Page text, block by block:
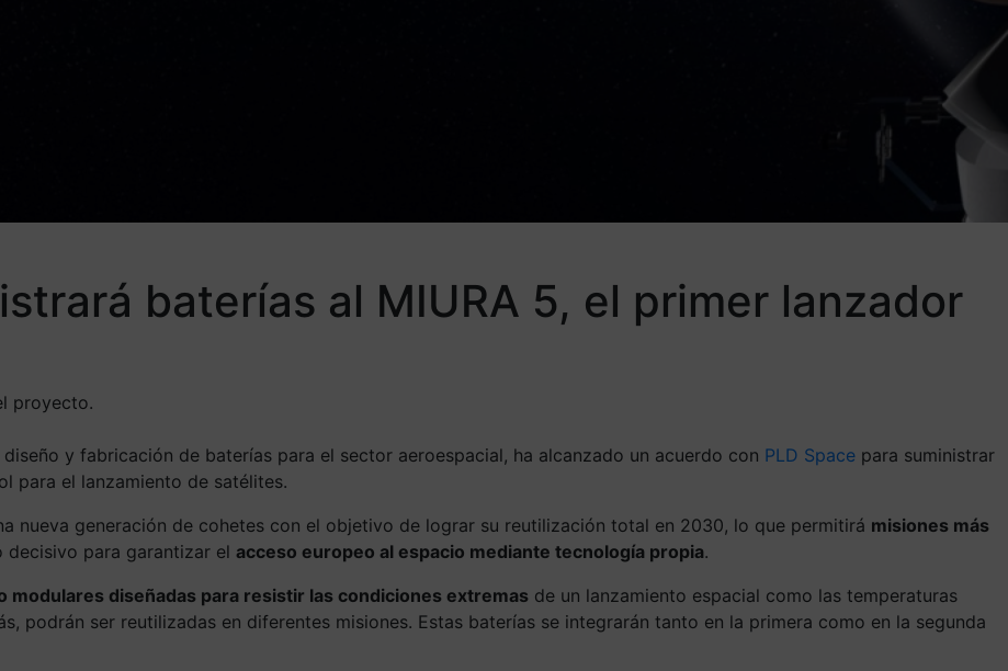
baterías al MIURA 5, el primer lanzador
proyecto.
y fabricación de baterías para el sector aeroespacial, ha alcanzado un acuerdo con PLD Space para suministrar
para el lanzamiento de satélites.
nueva generación de cohetes con el objetivo de lograr su reutilización total en 2030, lo que permitirá misiones más
decisivo para garantizar el acceso europeo al espacio mediante tecnología propia.
modulares diseñadas para resistir las condiciones extremas de un lanzamiento espacial como las temperaturas
podrán ser reutilizadas en diferentes misiones. Estas baterías se integrarán tanto en la primera como en la segunda